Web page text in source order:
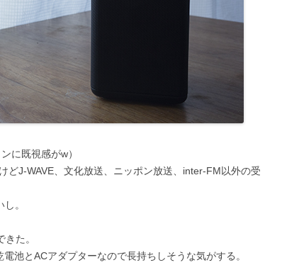
に既視感がw）
どJ-WAVE、文化放送、ニッポン放送、inter-FM以外の受
。
た。
池とACアダプターなので長持ちしそうな気がする。